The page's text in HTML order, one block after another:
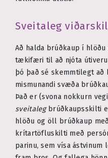
Sveitaleg
Að halda brúðkaup í
tækifæri til að njóta
þó það sé skemmtilegt
mismunandi svæða
Það er (svona nokkurn
sveitalegbrúðkaupsskilti
hlöðu og öll brúðkaup
krítartöfluskilti með
parinu, sem vísa